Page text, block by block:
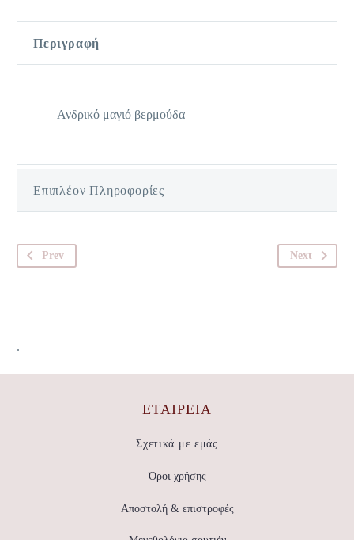
Περιγραφή
Ανδρικό μαγιό βερμούδα
Επιπλέον Πληροφορίες
Prev Next
.
ΕΤΑΙΡΕΊΑ
Σχετικά με εμάς
Όροι χρήσης
Αποστολή & επιστροφές